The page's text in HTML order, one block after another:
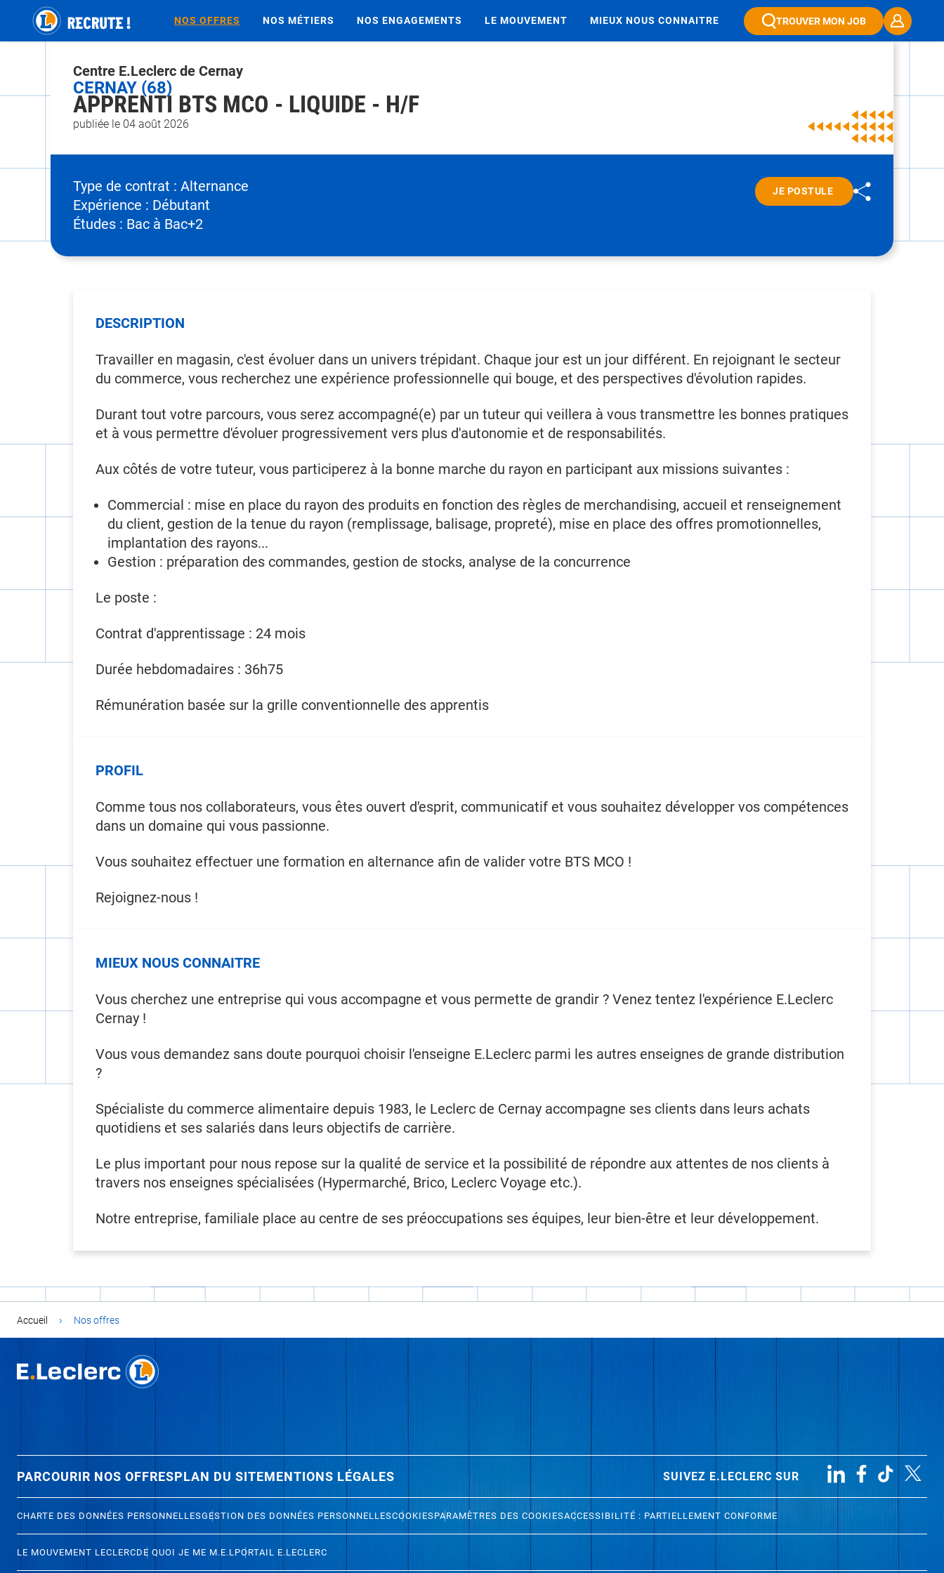
NOS OFFRES NOS MÉTIERS NOS ENGAGEMENTS LE MOUVEMENT MIEUX NOUS CONNAITRE TROUVER MON JOB
publiée le 04 août 2026
APPRENTI BTS MCO - LIQUIDE - H/F
CERNAY (68)
Centre E.Leclerc de Cernay
Type de contrat : Alternance
Expérience : Débutant
Études : Bac à Bac+2
JE POSTULE
DESCRIPTION
Travailler en magasin, c'est évoluer dans un univers trépidant. Chaque jour est un jour différent. En rejoignant le secteur
du commerce, vous recherchez une expérience professionnelle qui bouge, et des perspectives d'évolution rapides.
Durant tout votre parcours, vous serez accompagné(e) par un tuteur qui veillera à vous transmettre les bonnes pratiques
et à vous permettre d'évoluer progressivement vers plus d'autonomie et de responsabilités.
Aux côtés de votre tuteur, vous participerez à la bonne marche du rayon en participant aux missions suivantes :
Commercial : mise en place du rayon des produits en fonction des règles de merchandising, accueil et renseignement
du client, gestion de la tenue du rayon (remplissage, balisage, propreté), mise en place des offres promotionnelles,
implantation des rayons...
Gestion : préparation des commandes, gestion de stocks, analyse de la concurrence
Le poste :
Contrat d'apprentissage : 24 mois
Durée hebdomadaires : 36h75
Rémunération basée sur la grille conventionnelle des apprentis
PROFIL
Comme tous nos collaborateurs, vous êtes ouvert d'esprit, communicatif et vous souhaitez développer vos compétences
dans un domaine qui vous passionne.
Vous souhaitez effectuer une formation en alternance afin de valider votre BTS MCO !
Rejoignez-nous !
MIEUX NOUS CONNAITRE
Vous cherchez une entreprise qui vous accompagne et vous permette de grandir ? Venez tentez l'expérience E.Leclerc
Cernay !
Vous vous demandez sans doute pourquoi choisir l'enseigne E.Leclerc parmi les autres enseignes de grande distribution
?
Spécialiste du commerce alimentaire depuis 1983, le Leclerc de Cernay accompagne ses clients dans leurs achats
quotidiens et ses salariés dans leurs objectifs de carrière.
Le plus important pour nous repose sur la qualité de service et la possibilité de répondre aux attentes de nos clients à
travers nos enseignes spécialisées (Hypermarché, Brico, Leclerc Voyage etc.).
Notre entreprise, familiale place au centre de ses préoccupations ses équipes, leur bien-être et leur développement.
Accueil › Nos offres
PARCOURIR NOS OFFRESPLAN DU SITEMENTIONS LÉGALES SUIVEZ E.LECLERC SUR
CHARTE DES DONNÉES PERSONNELLESGESTION DES DONNÉES PERSONNELLESCOOKIESPARAMÈTRES DES COOKIESACCESSIBILITÉ : PARTIELLEMENT CONFORME
LE MOUVEMENT LECLERCDE QUOI JE ME M.E.LPORTAIL E.LECLERC